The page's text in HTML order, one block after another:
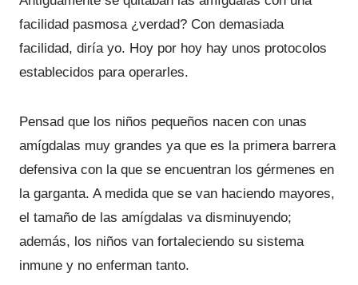
facilidad pasmosa ¿verdad? Con demasiada
facilidad, diría yo. Hoy por hoy hay unos protocolos
establecidos para operarles.
Pensad que los niños pequeños nacen con unas
amígdalas muy grandes ya que es la primera barrera
defensiva con la que se encuentran los gérmenes en
la garganta. A medida que se van haciendo mayores,
el tamaño de las amígdalas va disminuyendo;
además, los niños van fortaleciendo su sistema
inmune y no enferman tanto.